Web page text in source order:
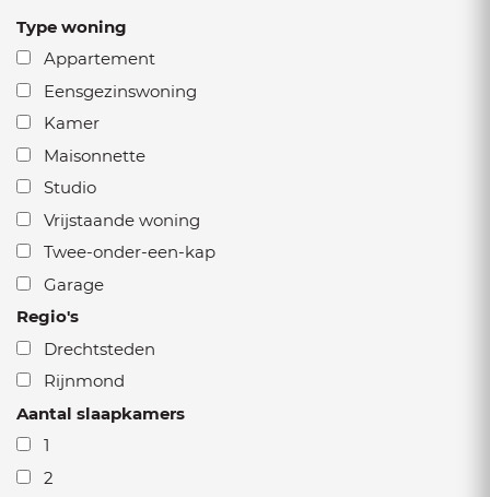
Type woning
Appartement
Eensgezinswoning
Kamer
Maisonnette
Studio
Vrijstaande woning
Twee-onder-een-kap
Garage
Regio's
Drechtsteden
Rijnmond
Aantal slaapkamers
1
2